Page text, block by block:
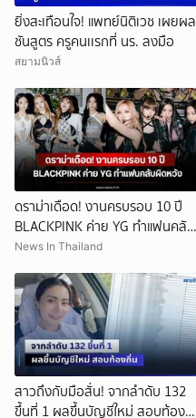
ยิ่งสะเทือนใจ! แพทย์นิติเวช เผยผล
ชันสูตร ครูคนเเรกที่ นร. ลงมือ
สยามนิวส์
ดราม่าเดือด! งานครบรอบ 10 ปี
BLACKPINK ค่าย YG ทำแฟนคลับ
ผิดหวัง
News In Thailand
สาวถึงกับมือสั่น! จากลำดับ 132
ขึ้นที่ 1 ผลขึ้นบัญชีใหม่ สอบท้อง